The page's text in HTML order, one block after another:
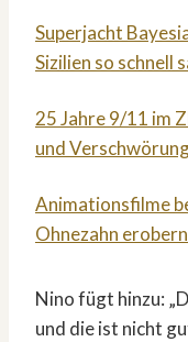
Superjacht
Sizilien so schnell
25 Jahre 9/11 im
und
Animationsfilme
Ohnezahn
Nino fügt hinzu:
und die ist nicht